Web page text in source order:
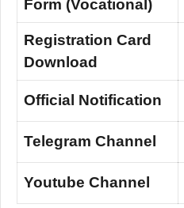
Form (Vocational)
Registration Card
Download
Official Notification
Telegram Channel
Youtube Channel